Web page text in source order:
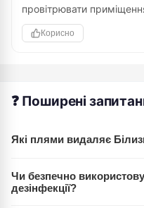
провітрювати
Корисно
❓ Поширені
Які плями видаляє
плямами на білизні, а
Чи безпечно
дезінфекції?